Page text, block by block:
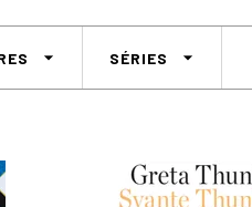
arrow_drop_down SÉRIES arrow_drop_down